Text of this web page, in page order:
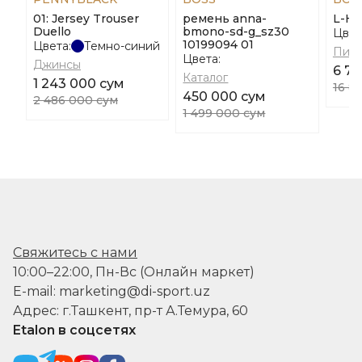
01: Jersey Trouser
Duello
Цвета:
Темно-синий
Джинсы
1 243 000 сум
2 486 000 сум
ремень anna-
bmono-sd-g_sz30
10199094 01
Цвета:
Каталог
450 000 сум
1 499 000 сум
L-
6
16
Свяжитесь с нами
10:00–22:00, Пн-Вс (Онлайн маркет)
E-mail: marketing@di-sport.uz
Адрес: г.Ташкент, пр-т А.Темура, 60
Etalon в соцсетях